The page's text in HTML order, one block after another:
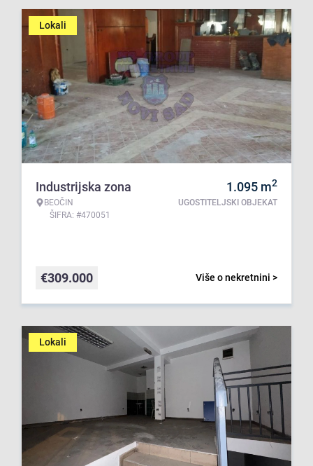
Lokali
Industrijska zona
BEOČIN
ŠIFRA: #470051
1.095 m2
UGOSTITELJSKI OBJEKAT
Više o nekretnini >
€309.000
Lokali